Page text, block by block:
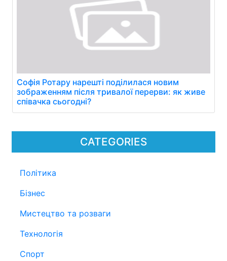
CATEGORIES
Політика
Бізнес
Мистецтво та розваги
Технологія
Спорт
Софія Ротару нарешті поділилася новим
зображенням після тривалої перерви: як живе
співачка сьогодні?